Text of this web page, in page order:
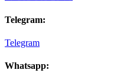
возможно. Искренне
Telegram:
Telegram
Whatsapp: